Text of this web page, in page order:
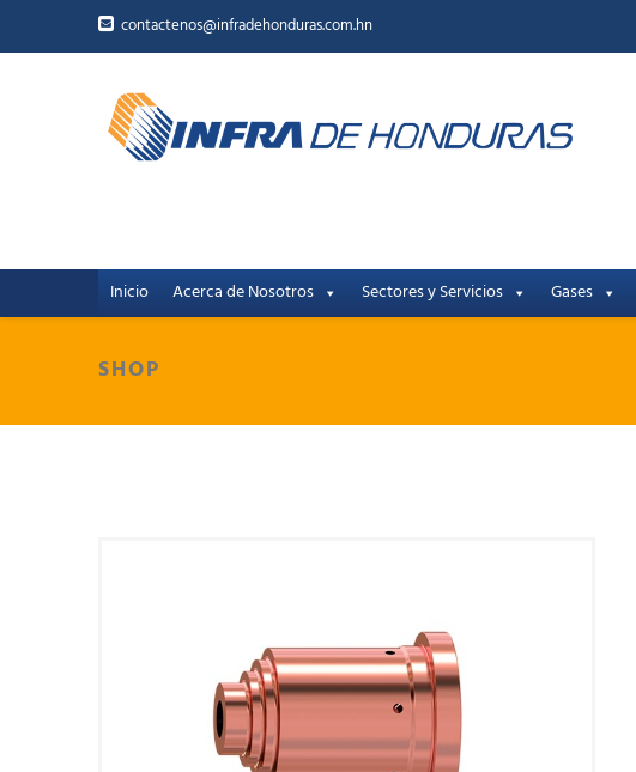
contactenos@infradehonduras.com.hn
Inicio Acerca de Nosotros Sectores y Servicios Gases
SHOP